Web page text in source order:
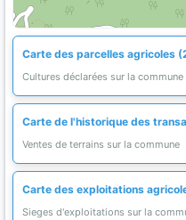
Carte des parcelles agricoles
Cultures déclarées sur la commune
Carte de l'historique des
Ventes de terrains sur la commune
Carte des exploitations
Sieges d'exploitations sur la